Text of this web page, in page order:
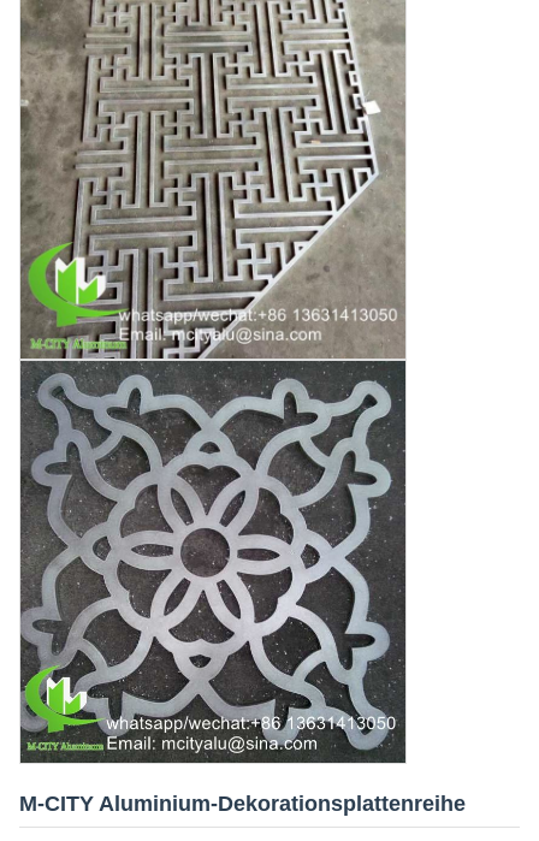
M-CITY Aluminium-Dekorationsplattenreihe